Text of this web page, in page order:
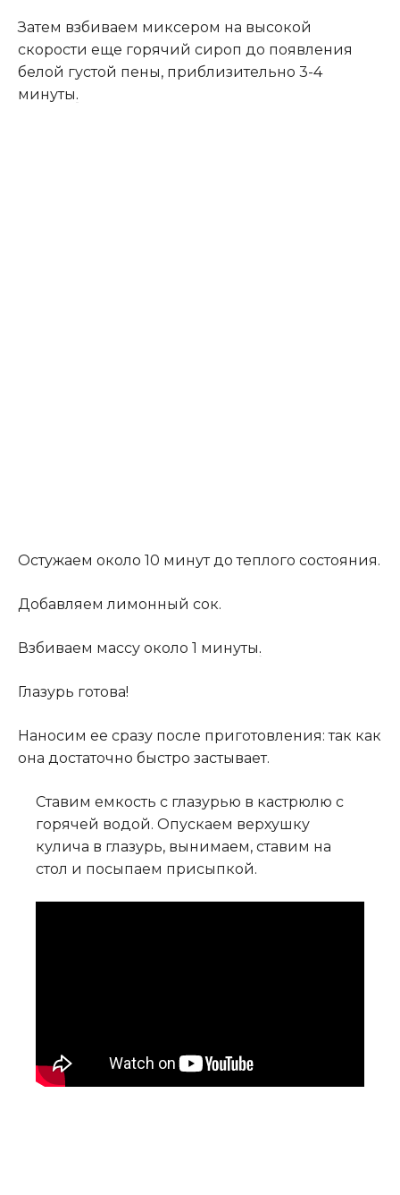
Затем взбиваем миксером на высокой
скорости еще горячий сироп до появления
белой густой пены, приблизительно 3-4
минуты.
Остужаем около 10 минут до теплого состояния.
Добавляем лимонный сок.
Взбиваем массу около 1 минуты.
Глазурь готова!
Наносим ее сразу после приготовления: так как
она достаточно быстро застывает.
Ставим емкость с глазурью в кастрюлю с
горячей водой. Опускаем верхушку
кулича в глазурь, вынимаем, ставим на
стол и посыпаем присыпкой.